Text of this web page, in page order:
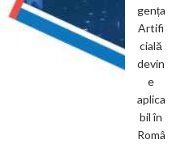
gența
Artifi
cială
devin
e
aplica
bil în
Româ